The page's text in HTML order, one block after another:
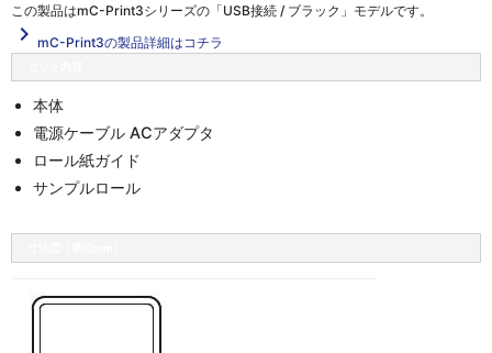
この製品はmC-Print3シリーズの「USB接続 / ブラック」 モデルです。
navigate_next mC-Print3の製品詳細はコチラ
本体
電源ケーブル ACアダプタ
ロール紙ガイド
サンプルロール